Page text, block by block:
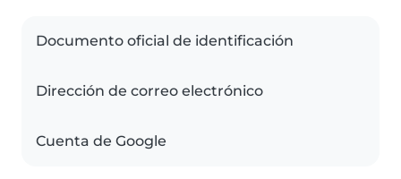
Documento oficial de identificación
Dirección de correo electrónico
Cuenta de Google